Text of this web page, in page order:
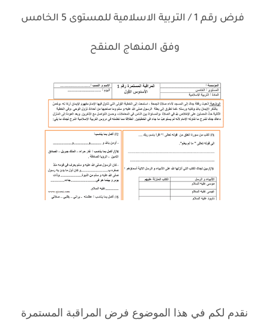
فرض رقم 1 / التربية الاسلامية للمستوى 5 الخامس
وفق المنهاج المنقح
نقدم لكم في هذا الموضوع فرض المراقبة المستمرة